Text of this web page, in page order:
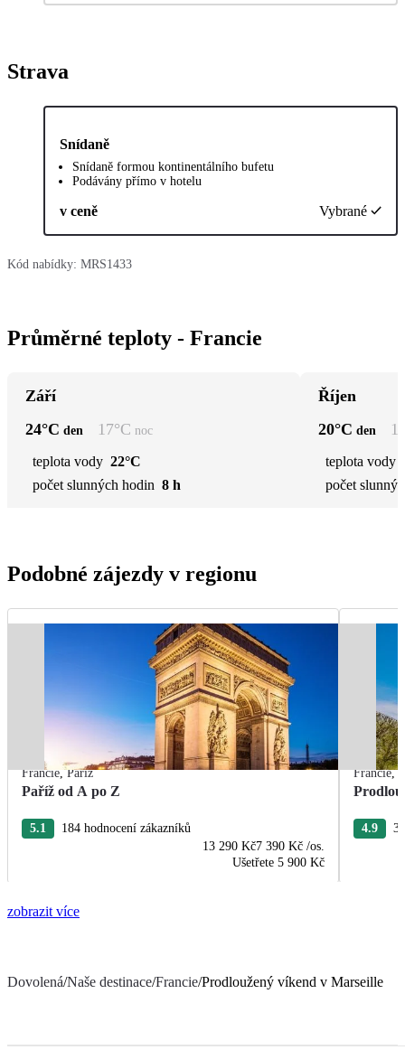
Strava
Snídaně
Snídaně formou kontinentálního bufetu
Podávány přímo v hotelu
v ceně Vybrané
Kód nabídky: MRS1433
Průměrné teploty - Francie
Září
24°C den 17°C noc
teplota vody 22°C
počet slunných hodin 8 h
Říjen
20°C den
teplota vody
počet
Podobné zájezdy v regionu
Francie,Paříž
Paříž od A po Z
5.1
184 hodnocení zákazníků
13 290 Kč7 390 Kč /os.
Ušetřete 5 900 Kč
Francie,
4.9
zobrazit více
Dovolená/Naše destinace/Francie/Prodloužený víkend v Marseille